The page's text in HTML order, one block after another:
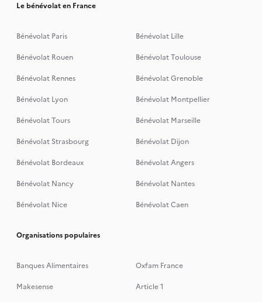
Le bénévolat en France
Bénévolat Paris
Bénévolat Lille
Bénévolat Rouen
Bénévolat Toulouse
Bénévolat Rennes
Bénévolat Grenoble
Bénévolat Lyon
Bénévolat Montpellier
Bénévolat Tours
Bénévolat Marseille
Bénévolat Strasbourg
Bénévolat Dijon
Bénévolat Bordeaux
Bénévolat Angers
Bénévolat Nancy
Bénévolat Nantes
Bénévolat Nice
Bénévolat Caen
Organisations populaires
Banques Alimentaires
Oxfam France
Makesense
Article 1